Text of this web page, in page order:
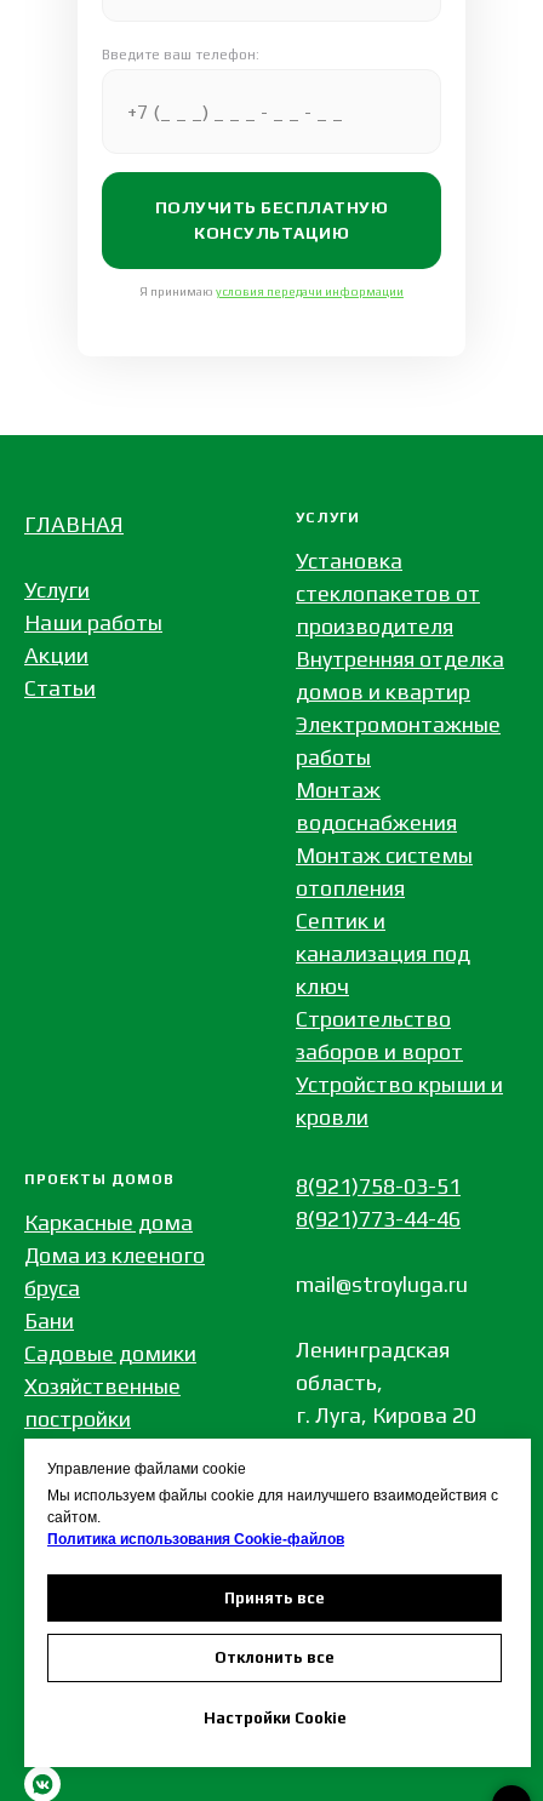
Я принимаю условия передачи информации
ПОЛУЧИТЬ БЕСПЛАТНУЮ
КОНСУЛЬТАЦИЮ
Введите ваш телефон:
ГЛАВНАЯ
Услуги
Наши работы
Акции
Статьи
УСЛУГИ
Установка
стеклопакетов от
производителя
Внутренняя отделка
домов и квартир
Электромонтажные
работы
Монтаж
водоснабжения
Монтаж системы
отопления
Септик и
канализация под
ключ
Строительство
заборов и ворот
Устройство крыши и
кровли
ПРОЕКТЫ ДОМОВ
Каркасные дома
Дома из клееного
бруса
Бани
Садовые домики
Хозяйственные
постройки
Дома из газобетона
Беседки
8(921)758-03-51
8(921)773-44-46
mail@stroyluga.ru
Ленинградская
область,
г. Луга, Кирова 20
© 2005-2026 СтройАльянс
Политика в отношении обработки
персональных данных
Управление файлами cookie
Мы используем файлы cookie для наилучшего взаимодействия с
сайтом.
Политика использования Сookie-файлов
Принять все
Отклонить все
Настройки Cookie